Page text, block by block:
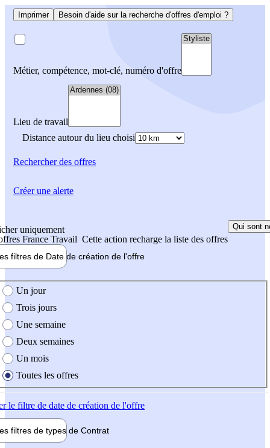
Imprimer Besoin d'aide sur la recherche d'offres d'emploi ?
Métier, compétence, mot-clé, numéro d'offre
Lieu de travail
Distance autour du lieu choisi
Rechercherdes offres
uniquement
France Travail Cette action recharge la liste des offres
Qui sont
filtres de Date de création de l'offre
création de l'offre
Un jour
Trois jours
Une semaine
Deux semaines
Un mois
Toutes les offres
le filtre de date de création de l'offre
filtres de types de Contrat
Créer une alerte